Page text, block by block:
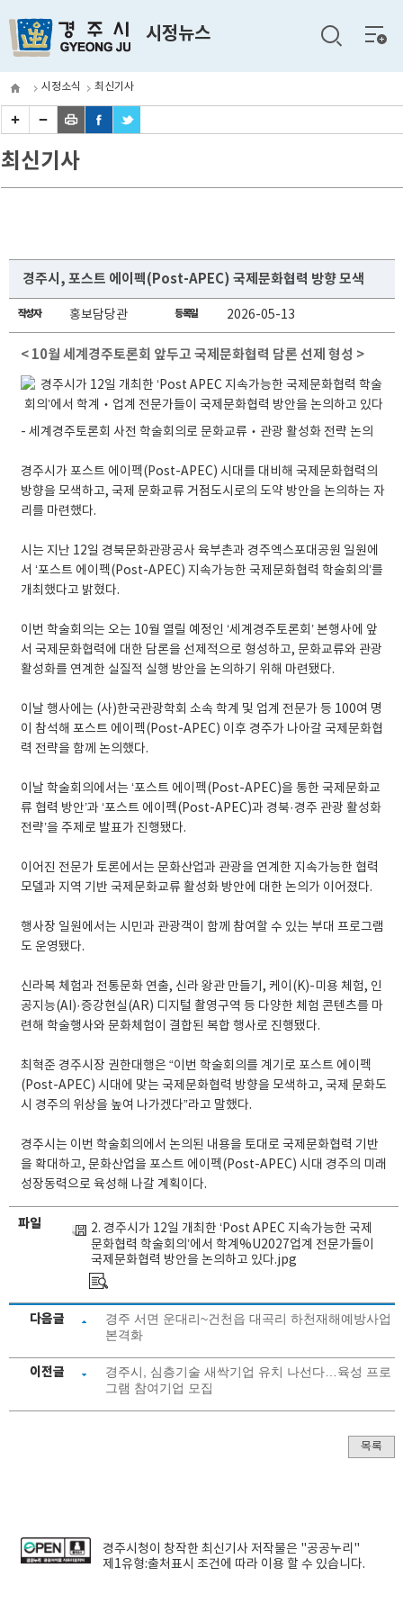
시정뉴스
전체
메뉴
시정소식 최신기사
최신기사
경주시, 포스트 에이펙(Post-APEC) 국제문화협력 방향 모색
작성자 홍보담당관 등록일 2026-05-13
< 10월 세계경주토론회 앞두고 국제문화협력 담론 선제 형성 >
- 세계경주토론회 사전 학술회의로 문화교류‧관광 활성화 전략 논의
경주시가 포스트 에이펙(Post-APEC) 시대를 대비해 국제문화협력의
방향을 모색하고, 국제 문화교류 거점도시로의 도약 방안을 논의하는 자
리를 마련했다.
시는 지난 12일 경북문화관광공사 육부촌과 경주엑스포대공원 일원에
서 ‘포스트 에이펙(Post-APEC) 지속가능한 국제문화협력 학술회의’를
개최했다고 밝혔다.
이번 학술회의는 오는 10월 열릴 예정인 ‘세계경주토론회’ 본행사에 앞
서 국제문화협력에 대한 담론을 선제적으로 형성하고, 문화교류와 관광
활성화를 연계한 실질적 실행 방안을 논의하기 위해 마련됐다.
이날 행사에는 (사)한국관광학회 소속 학계 및 업계 전문가 등 100여 명
이 참석해 포스트 에이펙(Post-APEC) 이후 경주가 나아갈 국제문화협
력 전략을 함께 논의했다.
이날 학술회의에서는 ‘포스트 에이펙(Post-APEC)을 통한 국제문화교
류 협력 방안’과 ‘포스트 에이펙(Post-APEC)과 경북·경주 관광 활성화
전략’을 주제로 발표가 진행됐다.
이어진 전문가 토론에서는 문화산업과 관광을 연계한 지속가능한 협력
모델과 지역 기반 국제문화교류 활성화 방안에 대한 논의가 이어졌다.
행사장 일원에서는 시민과 관광객이 함께 참여할 수 있는 부대 프로그램
도 운영됐다.
신라복 체험과 전통문화 연출, 신라 왕관 만들기, 케이(K)-미용 체험, 인
공지능(AI)·증강현실(AR) 디지털 촬영구역 등 다양한 체험 콘텐츠를 마
련해 학술행사와 문화체험이 결합된 복합 행사로 진행됐다.
최혁준 경주시장 권한대행은 “이번 학술회의를 계기로 포스트 에이펙
(Post-APEC) 시대에 맞는 국제문화협력 방향을 모색하고, 국제 문화도
시 경주의 위상을 높여 나가겠다”라고 말했다.
경주시는 이번 학술회의에서 논의된 내용을 토대로 국제문화협력 기반
을 확대하고, 문화산업을 포스트 에이펙(Post-APEC) 시대 경주의 미래
성장동력으로 육성해 나갈 계획이다.
파일
2. 경주시가 12일 개최한 ‘Post APEC 지속가능한 국제
문화협력 학술회의’에서 학계%U2027업계 전문가들이
국제문화협력 방안을 논의하고 있다.jpg
다음글
경주 서면 운대리~건천읍 대곡리 하천재해예방사업
본격화
이전글
경주시, 심층기술 새싹기업 유치 나선다…육성 프로
그램 참여기업 모집
목록
경주시청이 창작한최신기사 저작물은 "공공누리"
제1유형:출처표시 조건에 따라 이용 할 수 있습니다.